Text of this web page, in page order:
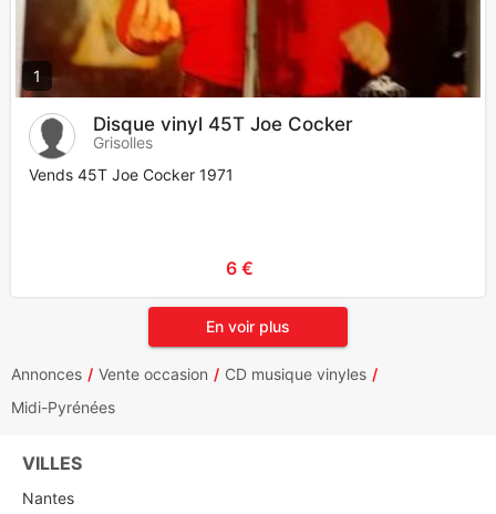
1
Disque vinyl 45T Joe Cocker
Grisolles
Vends 45T Joe Cocker 1971
6 €
En voir plus
Annonces Vente occasion
CD musique vinyles
Midi-Pyrénées
VILLES
Nantes